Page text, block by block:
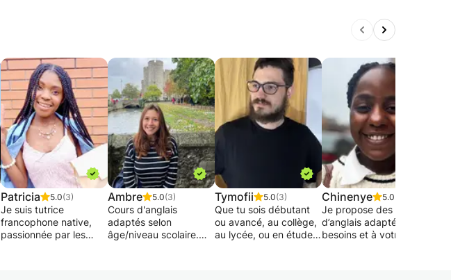
Patricia 5.0(3)
Je suis tutrice
francophone native,
passionnée par les
Ambre 5.0(3)
Cours d'anglais
adaptés selon
âge/niveau scolaire.
Tymofii 5.0(3)
Que tu sois débutant
ou avancé, au collège,
au lycée, ou en études
Chinenye 5.0
Je propose des cours
d’anglais adaptés à vos
besoins et à votre